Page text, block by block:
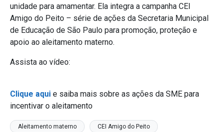
unidade para amamentar. Ela integra a campanha CEI
Amigo do Peito – série de ações da Secretaria Municipal
de Educação de São Paulo para promoção, proteção e
apoio ao aleitamento materno.
Assista ao vídeo:
Clique aqui e saiba mais sobre as ações da SME para
incentivar o aleitamento
Aleitamento materno CEI Amigo do Peito